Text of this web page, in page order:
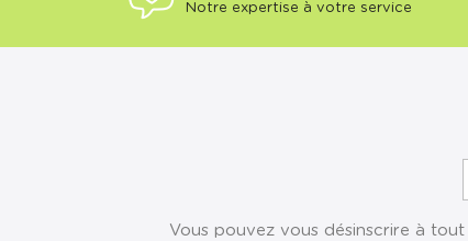
Notre expertise à votre service
Vous pouvez vous désinscrire à